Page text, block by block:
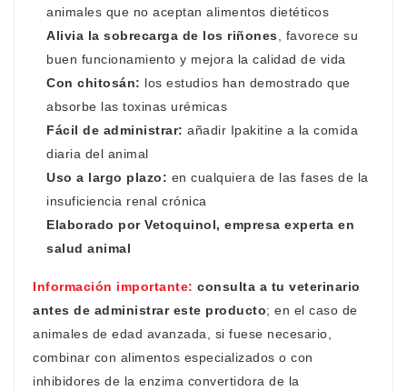
animales que no aceptan alimentos dietéticos
Alivia la sobrecarga de los riñones , favorece su
buen funcionamiento y mejora la calidad de vida
Con chitosán: los estudios han demostrado que
absorbe las toxinas urémicas
Fácil de administrar: añadir Ipakitine a la comida
diaria del animal
Uso a largo plazo: en cualquiera de las fases de la
insuficiencia renal crónica
Elaborado por Vetoquinol, empresa experta en
salud animal
Información importante: consulta a tu veterinario
antes de administrar este producto; en el caso de
animales de edad avanzada, si fuese necesario,
combinar con alimentos especializados o con
inhibidores de la enzima convertidora de la